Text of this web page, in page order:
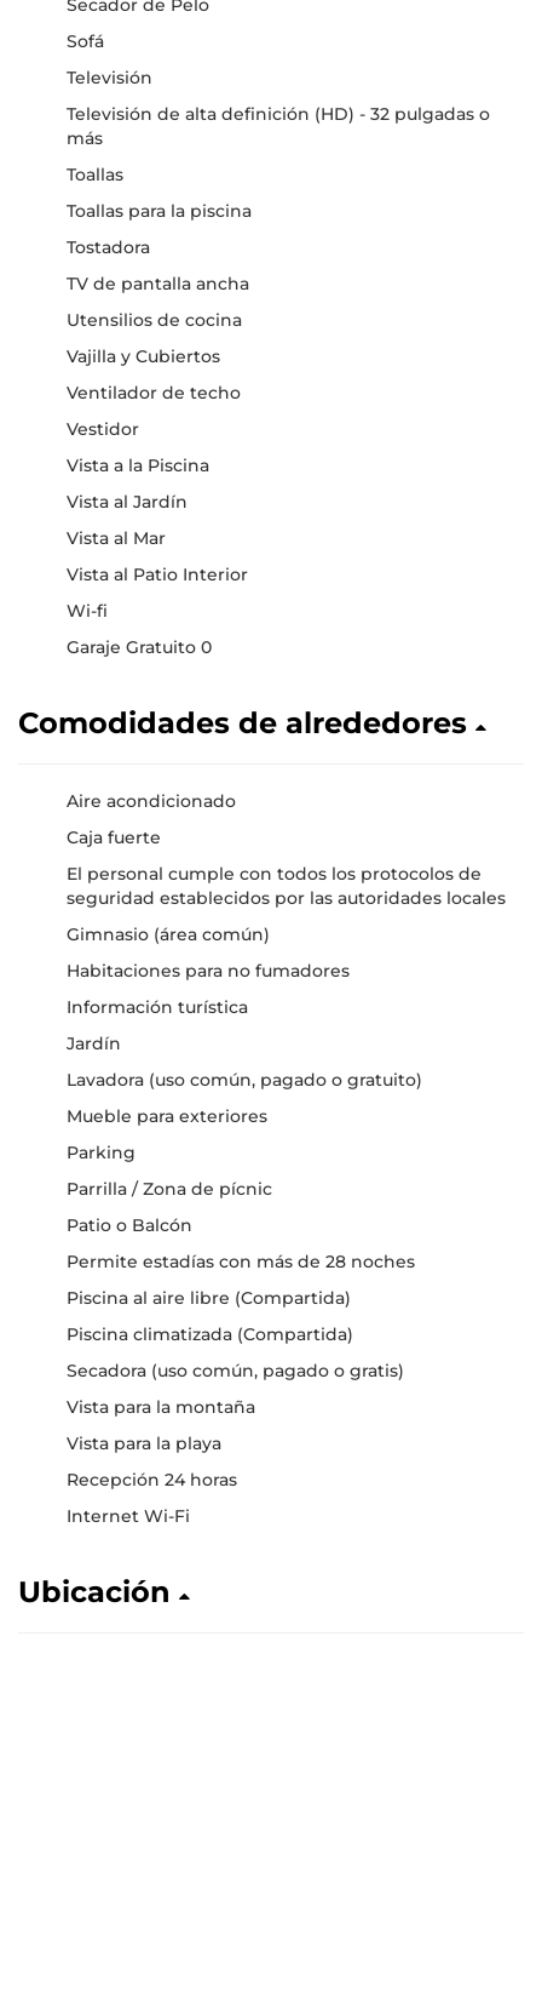
Sofá
Televisión
Televisión de alta definición (HD) - 32 pulgadas o
más
Toallas
Toallas para la piscina
Tostadora
TV de pantalla ancha
Utensilios de cocina
Vajilla y Cubiertos
Ventilador de techo
Vestidor
Vista a la Piscina
Vista al Jardín
Vista al Mar
Vista al Patio Interior
Wi-fi
Garaje Gratuito 0
Comodidades de alrededores
Aire acondicionado
Caja fuerte
El personal cumple con todos los protocolos de
seguridad establecidos por las autoridades locales
Gimnasio (área común)
Habitaciones para no fumadores
Información turística
Jardín
Lavadora (uso común, pagado o gratuito)
Mueble para exteriores
Parking
Parrilla / Zona de pícnic
Patio o Balcón
Permite estadías con más de 28 noches
Piscina al aire libre (Compartida)
Piscina climatizada (Compartida)
Secadora (uso común, pagado o gratis)
Vista para la montaña
Vista para la playa
Recepción 24 horas
Internet Wi-Fi
Ubicación